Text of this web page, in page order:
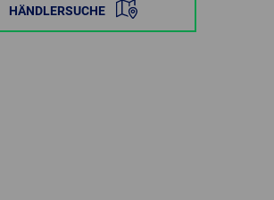
SWITZERLAND
HÄNDLERSUCHE